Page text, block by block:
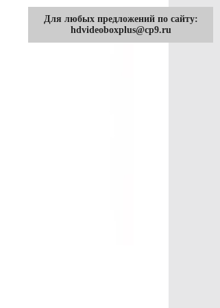
Для любых предложений по сайту:
hdvideoboxplus@cp9.ru